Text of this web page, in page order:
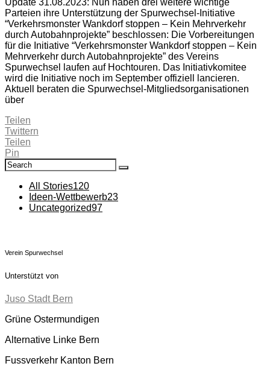
Update 31.08.2023: Nun haben drei weitere wichtige
Parteien ihre Unterstützung der Spurwechsel-Initiative
“Verkehrsmonster Wankdorf stoppen – Kein Mehrverkehr
durch Autobahnprojekte” beschlossen: Die Vorbereitungen
für die Initiative “Verkehrsmonster Wankdorf stoppen – Kein
Mehrverkehr durch Autobahnprojekte” des Vereins
Spurwechsel laufen auf Hochtouren. Das Initiativkomitee
wird die Initiative noch im September offiziell lancieren.
Aktuell beraten die Spurwechsel-Mitgliedsorganisationen
über
Teilen
Twittern
Teilen
Pin
Search
for:
Search
All Stories120
Ideen-Wettbewerb23
Uncategorized97
Verein Spurwechsel
Unterstützt von
Juso Stadt Bern
Grüne Ostermundigen
Alternative Linke Bern
Fussverkehr Kanton Bern